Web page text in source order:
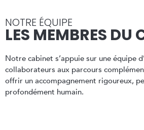
NOTRE ÉQUIPE
LES MEMBRES DU
Notre cabinet s’appuie sur une équipe
collaborateurs aux parcours
offrir un accompagnement rigoureux,
profondément humain.